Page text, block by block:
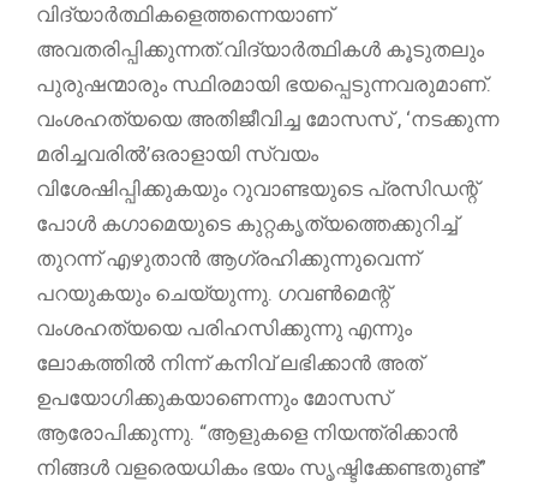
വിദ്യാർത്ഥികളെത്തന്നെയാണ്‌
അവതരിപ്പിക്കുന്നത്.വിദ്യാർത്ഥികൾ കൂടുതലും
പുരുഷന്മാരും സ്ഥിരമായി ഭയപ്പെടുന്നവരുമാണ്.
വംശഹത്യയെ അതിജീവിച്ച മോസസ് , ‘നടക്കുന്ന
മരിച്ചവരിൽ’ഒരാളായി സ്വയം
വിശേഷിപ്പിക്കുകയും റുവാണ്ടയുടെ പ്രസിഡന്റ്
പോൾ കഗാമെയുടെ കുറ്റകൃത്യത്തെക്കുറിച്ച്
തുറന്ന് എഴുതാൻ ആഗ്രഹിക്കുന്നുവെന്ന്
പറയുകയും ചെയ്യുന്നു. ഗവൺമെന്റ്
വംശഹത്യയെ പരിഹസിക്കുന്നു എന്നും
ലോകത്തിൽ നിന്ന് കനിവ് ലഭിക്കാൻ അത്
ഉപയോഗിക്കുകയാണെന്നും മോസസ്
ആരോപിക്കുന്നു. “ആളുകളെ നിയന്ത്രിക്കാൻ
നിങ്ങൾ വളരെയധികം ഭയം സൃഷ്ടിക്കേണ്ടതുണ്ട്”